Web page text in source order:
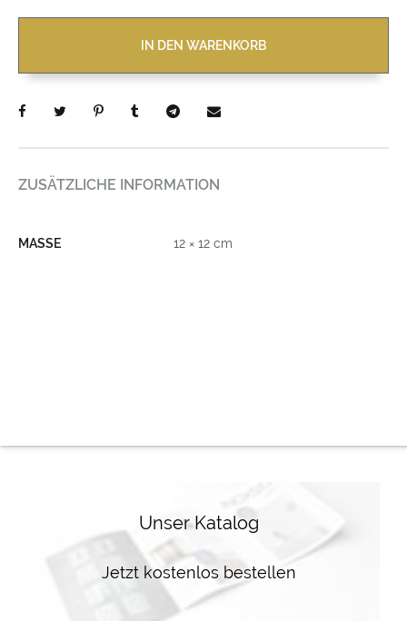
IN DEN WARENKORB
ZUSÄTZLICHE INFORMATION
MASSE 12 × 12 cm
Unser Katalog
Jetzt kostenlos bestellen